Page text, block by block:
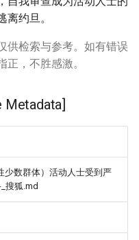
约旦。
供检索与参考。如有错误
，不胜感激。
Metadata]
少数群体）活动人士受到严
搜狐.md